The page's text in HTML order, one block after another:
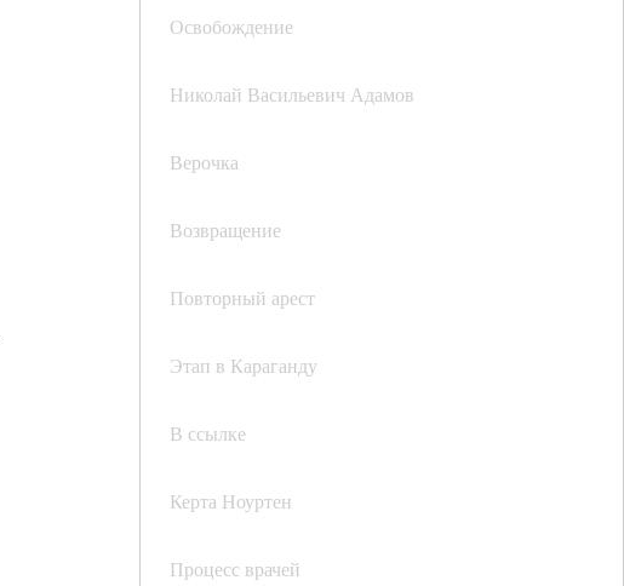
Освобождение
Николай Васильевич Адамов
Верочка
Возвращение
Повторный арест
Этап в Караганду
В ссылке
Керта Ноуртен
Процесс врачей